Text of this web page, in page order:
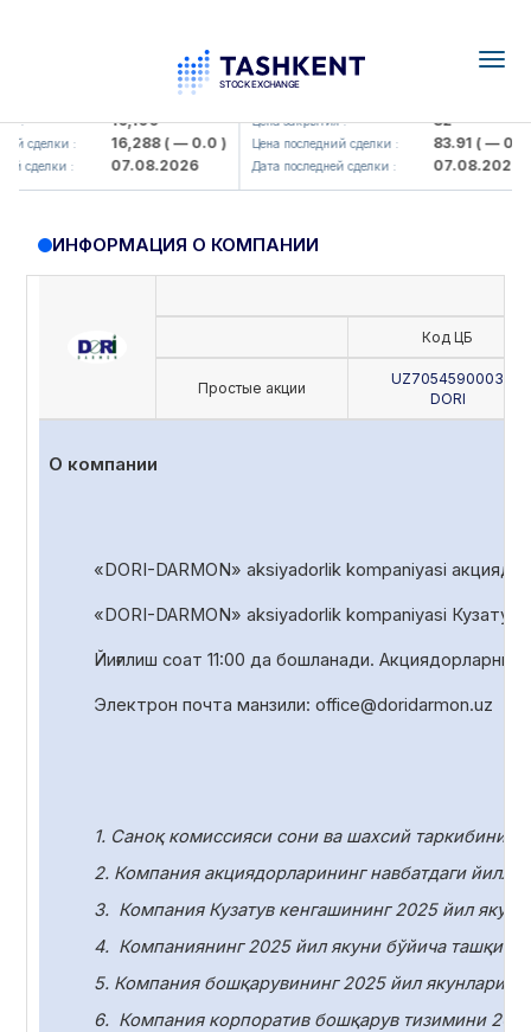
: 16,100
сделки : 16,288( — 0.0 )
сделки : 07.08.2026
KFSK (<Kafolat sug'urta
Цена закрытия : 82
Цена последний сделки : 83.91( — 0.0 )
Дата последней сделки : 07.08.2026
ИНФОРМАЦИЯ О КОМПАНИИ
Код ЦБ
Простые акции
UZ7054590003
DORI
О компании
«DORI-DARMON» aksiyadorlik kompaniyasi
«DORI-DARMON» aksiyadorlik kompaniyasi Кузатув
Йиғилиш соат 11:00 да бошланади. Акциядорларни
Электрон почта манзили: office@doridarmon.uz
1. Саноқ комиссияси сони ва шахсий таркибини
2. Компания акциядорларининг навбатдаги
3. Компания Кузатув кенгашининг 2025 йил
4. Компаниянинг 2025 йил якуни бўйича ташқи
5. Компания бошқарувининг 2025 йил якунлари
6. Компания корпоратив бошқарув тизимини